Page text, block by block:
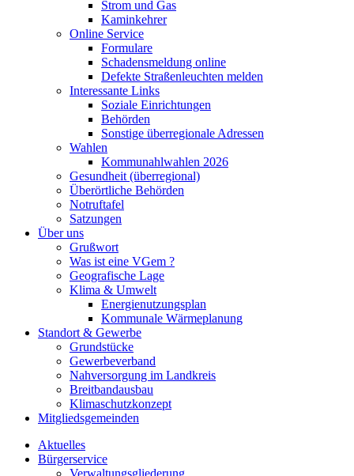
Strom und Gas
Kaminkehrer
Online Service
Formulare
Schadensmeldung online
Defekte Straßenleuchten melden
Interessante Links
Soziale Einrichtungen
Behörden
Sonstige überregionale Adressen
Wahlen
Kommunahlwahlen 2026
Gesundheit (überregional)
Überörtliche Behörden
Notruftafel
Satzungen
Über uns
Grußwort
Was ist eine VGem ?
Geografische Lage
Klima & Umwelt
Energienutzungsplan
Kommunale Wärmeplanung
Standort & Gewerbe
Grundstücke
Gewerbeverband
Nahversorgung im Landkreis
Breitbandausbau
Klimaschutzkonzept
Mitgliedsgemeinden
Aktuelles
Bürgerservice
Verwaltungsgliederung